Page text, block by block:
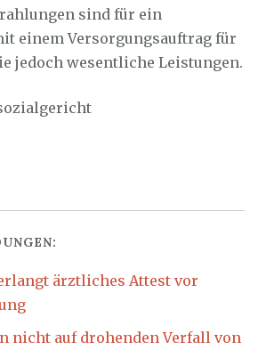
sind für ein
einem Versorgungsauftrag für
jedoch wesentliche Leistungen.
ärztliches Attest vor
nicht auf drohenden Verfall von